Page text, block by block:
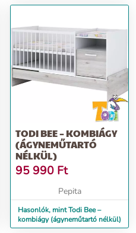
TODI BEE – KOMBIÁGY
(ÁGYNEMŰTARTÓ
NÉLKÜL)
95 990 Ft
Pepita
Hasonlók, mint Todi Bee –
kombiágy (ágyneműtartó nélkül)